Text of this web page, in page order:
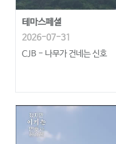
테마스페셜
2026-07-31
CJB - 나무가 건네는 신호